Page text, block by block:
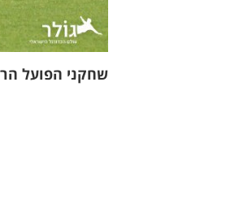
שחקני הפועל